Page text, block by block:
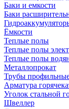
Баки и емкости
Баки
Ёмкости
Теплые полы
Теплые полы
Теплые полы
Металлопрокат
Трубы
Арматура
Уголок стальной
Швеллер